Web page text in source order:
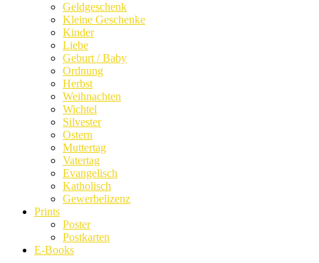
Geldgeschenk
Kleine Geschenke
Kinder
Liebe
Geburt / Baby
Ordnung
Herbst
Weihnachten
Wichtel
Silvester
Ostern
Muttertag
Vatertag
Evangelisch
Katholisch
Gewerbelizenz
Prints
Poster
Postkarten
E-Books